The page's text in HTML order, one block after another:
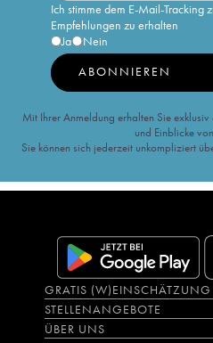
Ich stimme dem E-Mail-Tracking
Empfehlungen zu erhalten
Ja
Nein
ABONNIEREN
Mit Ihrer Anmeldung erhalten Sie
und Einblicke
Sie können sich jederzeit unkompliziert
GRATIS (W)EINSCHÄTZUNG
STELLENANGEBOTE
ÜBER UNS